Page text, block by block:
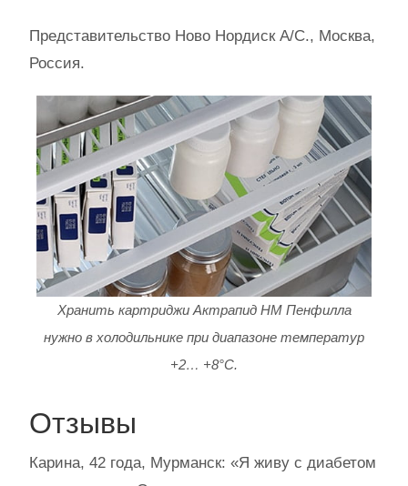
Представительство Ново Нордиск А/С., Москва,
Россия.
Хранить картриджи Актрапид НМ Пенфилла
нужно в холодильнике при диапазоне температур
+2… +8°С.
Отзывы
Карина, 42 года, Мурманск: «Я живу с диабетом